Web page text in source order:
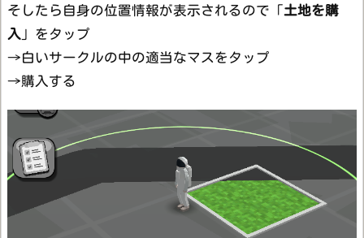
そしたら自身の位置情報が表示されるので「土地を購
入 」をタップ
→白いサークルの中の適当なマスをタップ
→購入する